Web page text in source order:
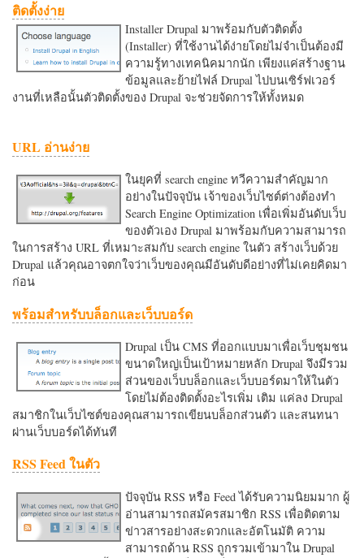
ติดตั้งง่าย
Installer Drupal มาพร้อมกับตัวติดตั้ง
(Installer) ที่ใช้งานได้ง่ายโดยไม่จำเป็นต้องมี
ความรู้ทางเทคนิคมากนัก เพียงแค่สร้างฐาน
ข้อมูลและย้ายไฟล์ Drupal ไปบนเซิร์ฟเวอร์
งานที่เหลือนั้นตัวติดตั้งของ Drupal จะช่วยจัดการให้ทั้งหมด
URL อ่านง่าย
ในยุคที่ search engine ทวีความสำคัญมาก
อย่างในปัจจุบัน เจ้าของเว็บไซต์ต่างต้องทำ
Search Engine Optimization เพื่อเพิ่มอันดับเว็บ
ของตัวเอง Drupal มาพร้อมกับความสามารถ
ในการสร้าง URL ที่เหมาะสมกับ search engine ในตัว สร้างเว็บด้วย
Drupal แล้วคุณอาจตกใจว่าเว็บของคุณมีอันดับดีอย่างที่ไม่เคยคิดมา
ก่อน
พร้อมสำหรับบล็อกและเว็บบอร์ด
Drupal เป็น CMS ที่ออกแบบมาเพื่อเว็บชุมชน
ขนาดใหญ่เป็นเป้าหมายหลัก Drupal จึงมีรวม
ส่วนของเว็บบล็อกและเว็บบอร์ดมาให้ในตัว
โดยไม่ต้องติดตั้งอะไรเพิ่ม เติม แค่ลง Drupal
สมาชิกในเว็บไซต์ของคุณสามารถเขียนบล็อกส่วนตัว และสนทนา
ผ่านเว็บบอร์ดได้ทันที
RSS Feed ในตัว
ปัจจุบัน RSS หรือ Feed ได้รับความนิยมมาก ผู้
อ่านสามารถสมัครสมาชิก RSS เพื่อติดตาม
ข่าวสารอย่างสะดวกและอัตโนมัติ ความ
สามารถด้าน RSS ถูกรวมเข้ามาใน Drupal